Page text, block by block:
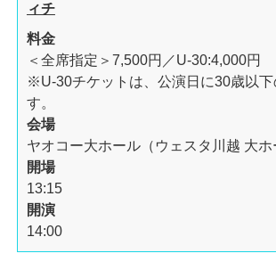
ィチ
料金
＜全席指定＞7,500円／U-30:4,000円
※U-30チケットは、公演日に30歳以
す。
会場
ヤオコー大ホール（ウェスタ川越 大ホ
開場
13:15
開演
14:00